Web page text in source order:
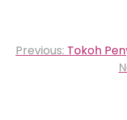
Navigasi
Previous: Tokoh